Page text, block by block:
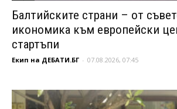
Балтийските страни – от
икономика към европейски
стартъпи
Екип на ДЕБАТИ.БГ - 07.08.2026, 07:45